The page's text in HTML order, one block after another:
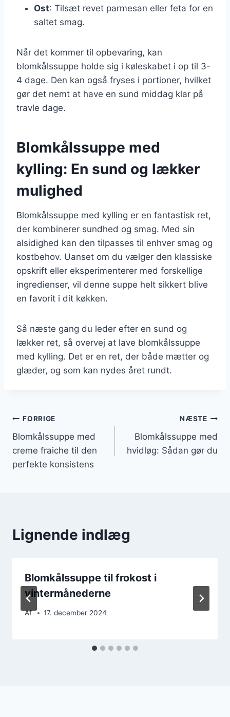
Ost: Tilsæt revet parmesan eller feta for en
saltet smag.
Når det kommer til opbevaring, kan
blomkålssuppe holde sig i køleskabet i op til 3-
4 dage. Den kan også fryses i portioner, hvilket
gør det nemt at have en sund middag klar på
travle dage.
Blomkålssuppe med
kylling: En sund og lækker
mulighed
Blomkålssuppe med kylling er en fantastisk ret,
der kombinerer sundhed og smag. Med sin
alsidighed kan den tilpasses til enhver smag og
kostbehov. Uanset om du vælger den klassiske
opskrift eller eksperimenterer med forskellige
ingredienser, vil denne suppe helt sikkert blive
en favorit i dit køkken.
Så næste gang du leder efter en sund og
lækker ret, så overvej at lave blomkålssuppe
med kylling. Det er en ret, der både mætter og
glæder, og som kan nydes året rundt.
Indlægsnavigation
FORRIGE
Blomkålssuppe med
creme fraiche til den
perfekte konsistens
NÆSTE
Blomkålssuppe med
hvidløg: Sådan gør du
Lignende indlæg
Blomkålssuppe til frokost i
vintermånederne
Af 17. december 2024